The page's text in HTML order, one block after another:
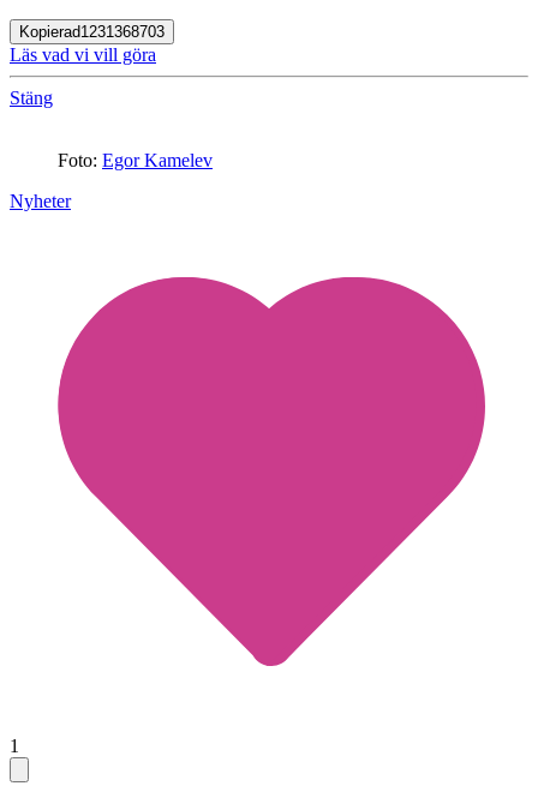
Kopierad1231368703
Läs vad vi vill göra
Stäng
Foto: Egor Kamelev
Nyheter
1